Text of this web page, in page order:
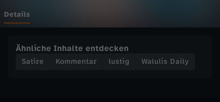
-
H
ö
Details
Ähnliche Inhalte entdecken
Satire Kommentar lustig Walulis Daily